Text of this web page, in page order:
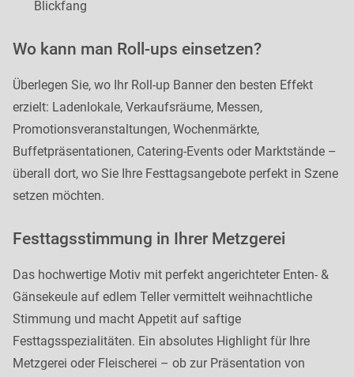
Blickfang
Wo kann man Roll-ups einsetzen?
Überlegen Sie, wo Ihr Roll-up Banner den besten Effekt
erzielt: Ladenlokale, Verkaufsräume, Messen,
Promotionsveranstaltungen, Wochenmärkte,
Buffetpräsentationen, Catering-Events oder Marktstände –
überall dort, wo Sie Ihre Festtagsangebote perfekt in Szene
setzen möchten.
Festtagsstimmung in Ihrer Metzgerei
Das hochwertige Motiv mit perfekt angerichteter Enten- &
Gänsekeule auf edlem Teller vermittelt weihnachtliche
Stimmung und macht Appetit auf saftige
Festtagsspezialitäten. Ein absolutes Highlight für Ihre
Metzgerei oder Fleischerei – ob zur Präsentation von